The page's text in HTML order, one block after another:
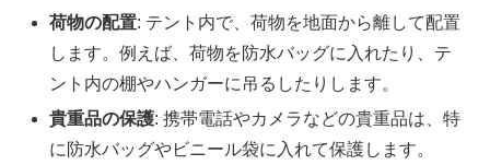
荷物の配置: テント内で、荷物を地面から離して配置
します。例えば、荷物を防水バッグに入れたり、テ
ント内の棚やハンガーに吊るしたりします。
貴重品の保護: 携帯電話やカメラなどの貴重品は、特
に防水バッグやビニール袋に入れて保護します。